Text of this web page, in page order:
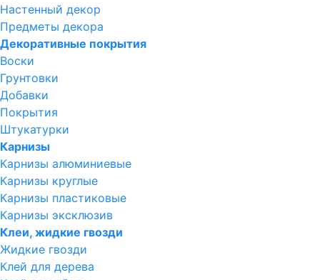
Настенный декор
Предметы декора
Декоративные покрытия
Воски
Грунтовки
Добавки
Покрытия
Штукатурки
Карнизы
Карнизы алюминиевые
Карнизы круглые
Карнизы пластиковые
Карнизы эксклюзив
Клеи, жидкие гвозди
Жидкие гвозди
Клей для дерева